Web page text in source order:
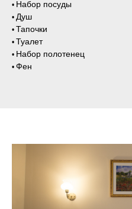
• Набор посуды
• Душ
• Тапочки
• Туалет
• Набор полотенец
• Фен